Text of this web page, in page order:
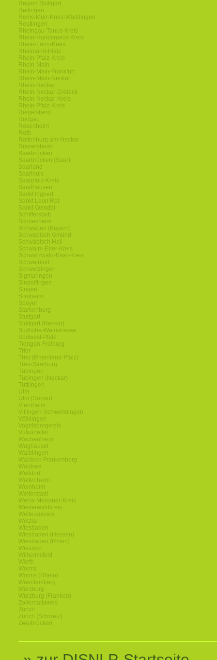
Region Stuttgart
Reilingen
Rems-Murr-Kreis-Waiblingen
Reutlingen
Rheingau-Tanus-Kreis
Rhein-Hundsrueck-Kreis
Rhein-Lahn-Kreis
Rheinland-Pfalz
Rhein-Pfalz-Kreis
Rhein-Main
Rhein-Main-Frankfurt
Rhein-Main-Neckar
Rhein-Neckar
Rhein-Neckar-Dreieck
Rhein-Neckar-Kreis
Rhein-Pfalz-Kreis
Riegelsberg
Rodgau
Rosenheim
Roth
Rottenburg-am-Neckar
Rüsselsheim
Saarbrücken
Saarbrücken (Saar)
Saarland
Saarlouis
Saarpfalz-Kreis
Sandhausen
Sankt Ingbert
Sankt Leon Rot
Sankt Wendel
Schifferstadt
Schriesheim
Schwaben (Bayern)
Schwäbisch Gmünd
Schwäbisch Hall
Schwalm-Eder-Kreis
Schwarzwald-Baar-Kreis
Schweinfurt
Schwetzingen
Sigmaringen
Sindelfingen
Singen
Sisnheim
Speyer
Starkenburg
Stuttgart
Stuttgart (Neckar)
Südliche-Weinstrasse
Südwest-Pfalz
Tiengen-Freiburg
Trier
Trier (Rheinland-Pfalz)
Trier-Saarburg
Tübingen
Tübingen (Neckar)
Tuttlingen
Ulm
Ulm (Donau)
Viernheim
Villingen-Schwenningen
Völklingen
Vogelsbergkreis
Vulkaneifel
Wachenheim
Waghäusel
Waiblingen
Waldeck-Frankenberg
Waldsee
Walldorf
Wattenheim
Weinheim
Weiterstadt
Werra-Meissner-Kreis
Westerwaldkreis
Wetteraukreis
Wetzlar
Wiesbaden
Wiesbaden (Hessen)
Wiesbaden (Rhein)
Wiesloch
Wilhelmsfeld
Wörth
Worms
Worms (Rhein)
Wuerttemberg
Würzburg
Würzburg (Franken)
Zollernalbkreis
Zürich
Zürich (Schweiz)
Zweibrücken